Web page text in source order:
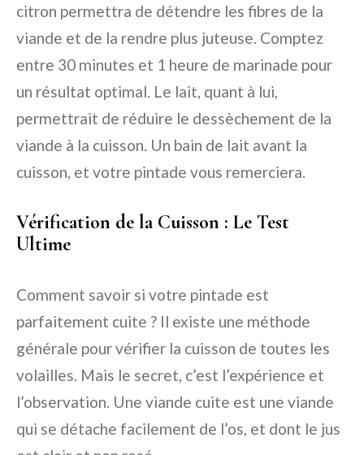
citron permettra de détendre les fibres de la
viande et de la rendre plus juteuse. Comptez
entre 30 minutes et 1 heure de marinade pour
un résultat optimal. Le lait, quant à lui,
permettrait de réduire le dessèchement de la
viande à la cuisson. Un bain de lait avant la
cuisson, et votre pintade vous remerciera.
Vérification de la Cuisson : Le Test
Ultime
Comment savoir si votre pintade est
parfaitement cuite ? Il existe une méthode
générale pour vérifier la cuisson de toutes les
volailles. Mais le secret, c’est l’expérience et
l’observation. Une viande cuite est une viande
qui se détache facilement de l’os, et dont le jus